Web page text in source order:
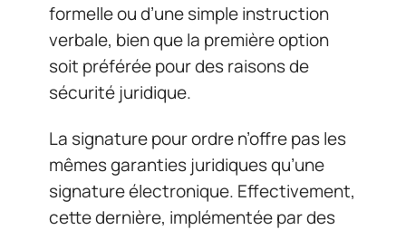
formelle ou d’une simple instruction
verbale, bien que la première option
soit préférée pour des raisons de
sécurité juridique.
La signature pour ordre n’offre pas les
mêmes garanties juridiques qu’une
signature électronique. Effectivement,
cette dernière, implémentée par des